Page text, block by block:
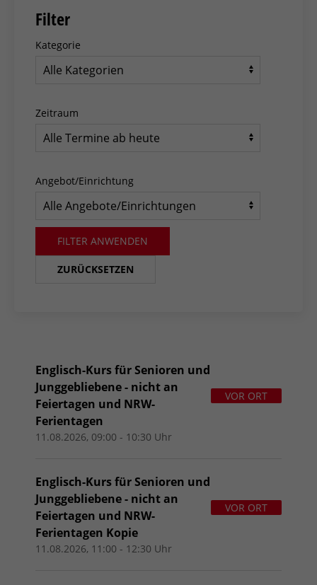
Filter
Kategorie
Zeitraum
Angebot/Einrichtung
FILTER ANWENDEN
ZURÜCKSETZEN
Englisch-Kurs für Senioren und
Junggebliebene - nicht an
Feiertagen und NRW-
Ferientagen
VOR ORT
11.08.2026, 09:00 - 10:30 Uhr
Englisch-Kurs für Senioren und
Junggebliebene - nicht an
Feiertagen und NRW-
Ferientagen Kopie
VOR ORT
11.08.2026, 11:00 - 12:30 Uhr